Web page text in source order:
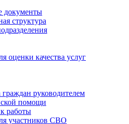
документы
структура
оценки качества услуг
руководителем
помощи
работы
участников СВО